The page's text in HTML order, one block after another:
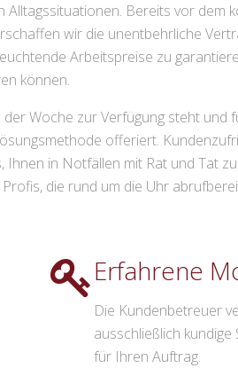
Bereits vor dem
wir die unentbehrliche
Arbeitspreise zu
können.
Woche zur Verfügung steht und
offeriert.
in Notfällen mit Rat und Tat
die rund um die Uhr
Erfahrene
Die Kundenbetreuer
ausschließlich
für Ihren Auftrag.